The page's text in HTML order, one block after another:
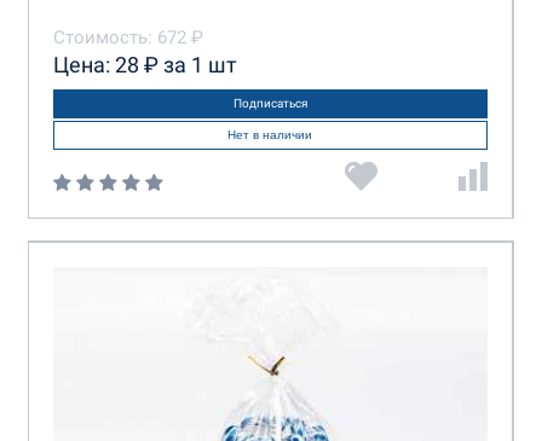
Стоимость: 672 ₽
Цена: 28 ₽ за 1 шт
Подписаться
Нет в наличии